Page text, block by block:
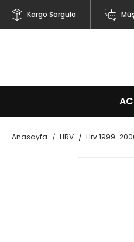
Kargo Sorgula
Anasayfa HRV Hrv 1999-